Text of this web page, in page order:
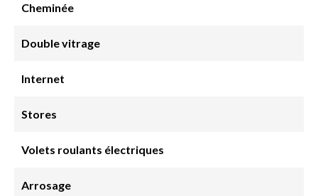
Cheminée
Double vitrage
Internet
Stores
Volets roulants électriques
Arrosage